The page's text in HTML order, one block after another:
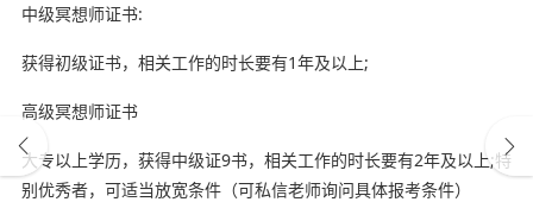
中级冥想师证书:
获得初级证书，相关工作的时长要有1年及以上;
高级冥想师证书
大专以上学历，获得中级证9书，相关工作的时长要有2年及以上;特
别优秀者，可适当放宽条件（可私信老师询问具体报考条件）